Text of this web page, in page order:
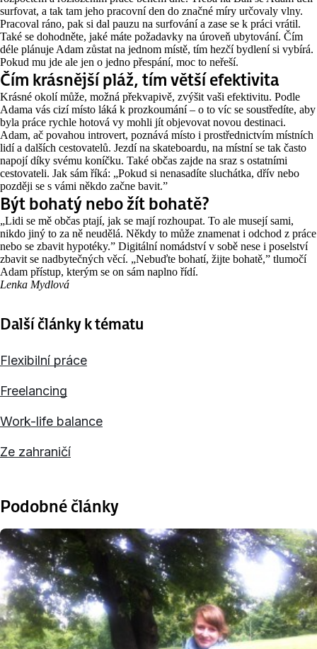
surfovat, a tak tam jeho pracovní den do značné míry určovaly vlny.
Pracoval ráno, pak si dal pauzu na surfování a zase se k práci vrátil.
Také se dohodněte, jaké máte požadavky na úroveň ubytování. Čím
déle plánuje Adam zůstat na jednom místě, tím hezčí bydlení si vybírá.
Pokud mu jde ale jen o jedno přespání, moc to neřeší.
Čím krásnější pláž, tím větší efektivita
Krásné okolí může, možná překvapivě, zvýšit vaši efektivitu. Podle
Adama vás cizí místo láká k prozkoumání – o to víc se soustředíte, aby
byla práce rychle hotová vy mohli jít objevovat novou destinaci.
Adam, ač povahou introvert, poznává místo i prostřednictvím místních
lidí a dalších cestovatelů. Jezdí na skateboardu, na místní se tak často
napojí díky svému koníčku. Také občas zajde na sraz s ostatními
cestovateli. Jak sám říká: „Pokud si nenasadíte sluchátka, dřív nebo
později se s vámi někdo začne bavit.”
Být bohatý nebo žít bohatě?
„Lidi se mě občas ptají, jak se mají rozhoupat. To ale musejí sami,
nikdo jiný to za ně neudělá. Někdy to může znamenat i odchod z práce
nebo se zbavit hypotéky.” Digitální nomádství v sobě nese i poselství
zbavit se nadbytečných věcí. „Nebuďte bohatí, žijte bohatě,” tlumočí
Adam přístup, kterým se on sám naplno řídí.
Lenka Mydlová
Další články k tématu
Flexibilní práce
Freelancing
Work-life balance
Ze zahraničí
Podobné články